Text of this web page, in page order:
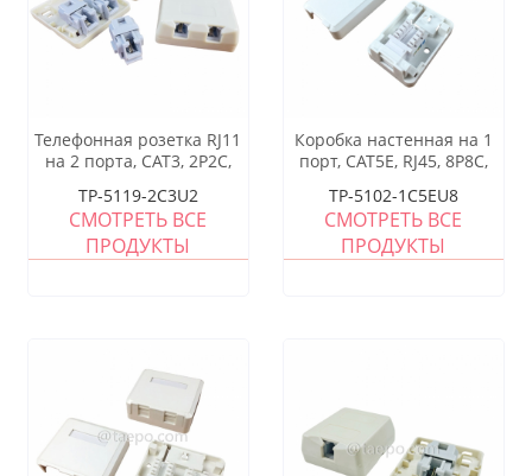
Телефонная розетка RJ11
на 2 порта, CAT3, 2P2C,
TP-5119-2C3U2
СМОТРЕТЬ ВСЕ
ПРОДУКТЫ
Коробка настенная на 1
порт, CAT5E, RJ45, 8P8C,
TP-5102-1C5EU8
СМОТРЕТЬ ВСЕ
ПРОДУКТЫ